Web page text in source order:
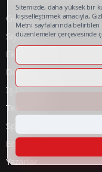
Gündem
Siyaset
Ekonomi
Dünya
İş Dünyası
Teknoloji
Spor
Eğitim
Yazarlar
Sitemizde, daha yüksek bir
kişiselleştirmek amacıyla,
Metni sayfalarında belirtilen
düzenlemeler çerçevesinde